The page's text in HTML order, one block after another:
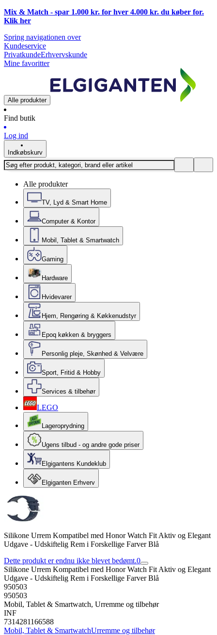
Mix & Match - spar 1.000 kr. for hver 4.000 kr. du køber for.
Klik her
Spring navigationen over
Kundeservice
PrivatkundeErhvervskunde
Mine favoritter
Alle produkter
Find butik
Log ind
Indkøbskurv
Alle produkter
TV, Lyd & Smart Home
Computer & Kontor
Mobil, Tablet & Smartwatch
Gaming
Hardware
Hvidevarer
Hjem, Rengøring & Køkkenudstyr
Epoq køkken & bryggers
Personlig pleje, Skønhed & Velvære
Sport, Fritid & Hobby
Services & tilbehør
LEGO
Lageroprydning
Ugens tilbud - og andre gode priser
Elgigantens Kundeklub
Elgiganten Erhverv
Silikone Urrem Kompatibel med Honor Watch Fit Aktiv og Elegant
Udgave - Udskiftelig Rem i Forskellige Farver Blå
Dette produkt er endnu ikke blevet bedømt.0
Silikone Urrem Kompatibel med Honor Watch Fit Aktiv og Elegant
Udgave - Udskiftelig Rem i Forskellige Farver Blå
950503
950503
Mobil, Tablet & Smartwatch, Urremme og tilbehør
INF
7314281166588
Mobil, Tablet & SmartwatchUrremme og tilbehør